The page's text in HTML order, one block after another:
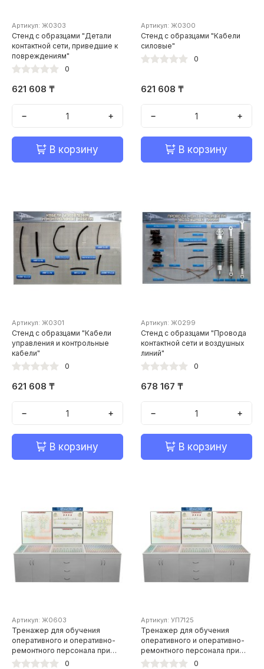
Артикул: Ж0303
Стенд с образцами "Детали
контактной сети, приведшие к
повреждениям"
0
621 608 ₸
− +
В корзину
Артикул: Ж0300
Стенд с образцами "Кабели
силовые"
0
621 608 ₸
− +
В корзину
Артикул: Ж0301
Стенд с образцами "Кабели
управления и контрольные
кабели"
0
621 608 ₸
− +
В корзину
Артикул: Ж0299
Стенд с образцами "Провода
контактной сети и воздушных
линий"
0
678 167 ₸
− +
В корзину
Артикул: Ж0603
Тренажер для обучения
оперативного и оперативно-
ремонтного персонала при
обслуживании
0
Артикул: УП7125
Тренажер для обучения
оперативного и оперативно-
ремонтного персонала при
обслуживании
0